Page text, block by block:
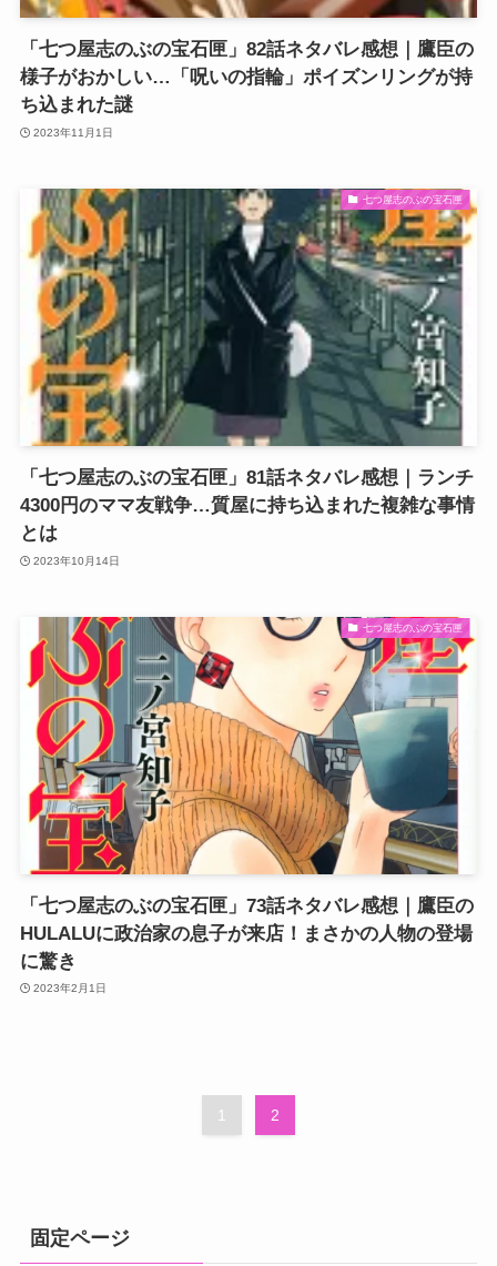
「七つ屋志のぶの宝石匣」82話ネタバレ感想｜鷹臣の
様子がおかしい…「呪いの指輪」ポイズンリングが持
ち込まれた謎
2023年11月1日
七つ屋志のぶの宝石匣
「七つ屋志のぶの宝石匣」81話ネタバレ感想｜ランチ
4300円のママ友戦争…質屋に持ち込まれた複雑な事情
とは
2023年10月14日
七つ屋志のぶの宝石匣
「七つ屋志のぶの宝石匣」73話ネタバレ感想｜鷹臣の
HULALUに政治家の息子が来店！まさかの人物の登場
に驚き
2023年2月1日
1 2
固定ページ